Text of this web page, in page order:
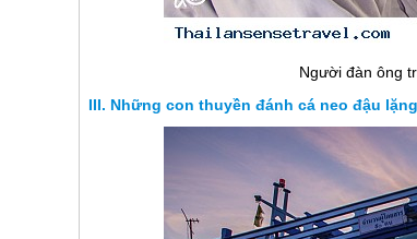
Người đàn ông
Những con thuyền đánh cá neo đậu